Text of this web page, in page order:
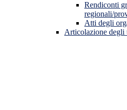
Rendiconti
regionali/
Atti degli
Articolazione degli